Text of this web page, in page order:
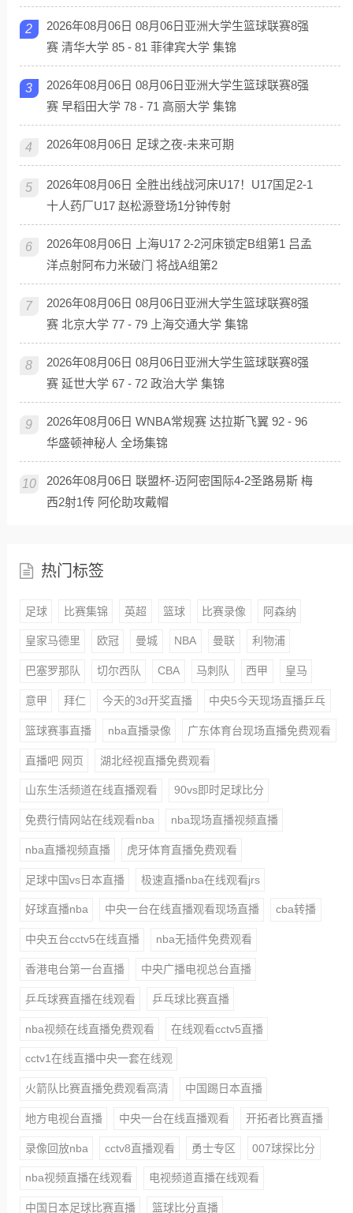
2
2026年08月06日 08月06日亚洲大学生篮球联赛8强
赛 清华大学 85 - 81 菲律宾大学 集锦
3
2026年08月06日 08月06日亚洲大学生篮球联赛8强
赛 早稻田大学 78 - 71 高丽大学 集锦
4 2026年08月06日 足球之夜-未来可期
5
2026年08月06日 全胜出线战河床U17！U17国足2-1
十人药厂U17 赵松源登场1分钟传射
6
2026年08月06日 上海U17 2-2河床锁定B组第1 吕孟
洋点射阿布力米破门 将战A组第2
7
2026年08月06日 08月06日亚洲大学生篮球联赛8强
赛 北京大学 77 - 79 上海交通大学 集锦
8
2026年08月06日 08月06日亚洲大学生篮球联赛8强
赛 延世大学 67 - 72 政治大学 集锦
9
2026年08月06日 WNBA常规赛 达拉斯飞翼 92 - 96
华盛顿神秘人 全场集锦
10
2026年08月06日 联盟杯-迈阿密国际4-2圣路易斯 梅
西2射1传 阿伦助攻戴帽
热门标签
足球 比赛集锦 英超 篮球 比赛录像 阿森纳
皇家马德里 欧冠 曼城 NBA 曼联 利物浦
巴塞罗那队 切尔西队 CBA 马刺队 西甲 皇马
意甲 拜仁 今天的3d开奖直播 中央5今天现场直播乒乓
篮球赛事直播 nba直播录像 广东体育台现场直播免费观看
直播吧 网页 湖北经视直播免费观看
山东生活频道在线直播观看 90vs即时足球比分
免费行情网站在线观看nba nba现场直播视频直播
nba直播视频直播 虎牙体育直播免费观看
足球中国vs日本直播 极速直播nba在线观看jrs
好球直播nba 中央一台在线直播观看现场直播 cba转播
中央五台cctv5在线直播 nba无插件免费观看
香港电台第一台直播 中央广播电视总台直播
乒乓球赛直播在线观看 乒乓球比赛直播
nba视频在线直播免费观看 在线观看cctv5直播
cctv1在线直播中央一套在线观
火箭队比赛直播免费观看高清 中国踢日本直播
地方电视台直播 中央一台在线直播观看 开拓者比赛直播
录像回放nba cctv8直播观看 勇士专区 007球探比分
nba视频直播在线观看 电视频道直播在线观看
中国日本足球比赛直播 篮球比分直播